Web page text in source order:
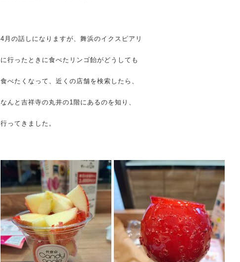
4月の話しになりますが、舞浜のイクスピアリ
に行ったときに食べたリンゴ飴がどうしても
食べたくなって、近くの店舗を検索したら、
なんと吉祥寺の丸井の1階にあるのを知り、
行ってきました。